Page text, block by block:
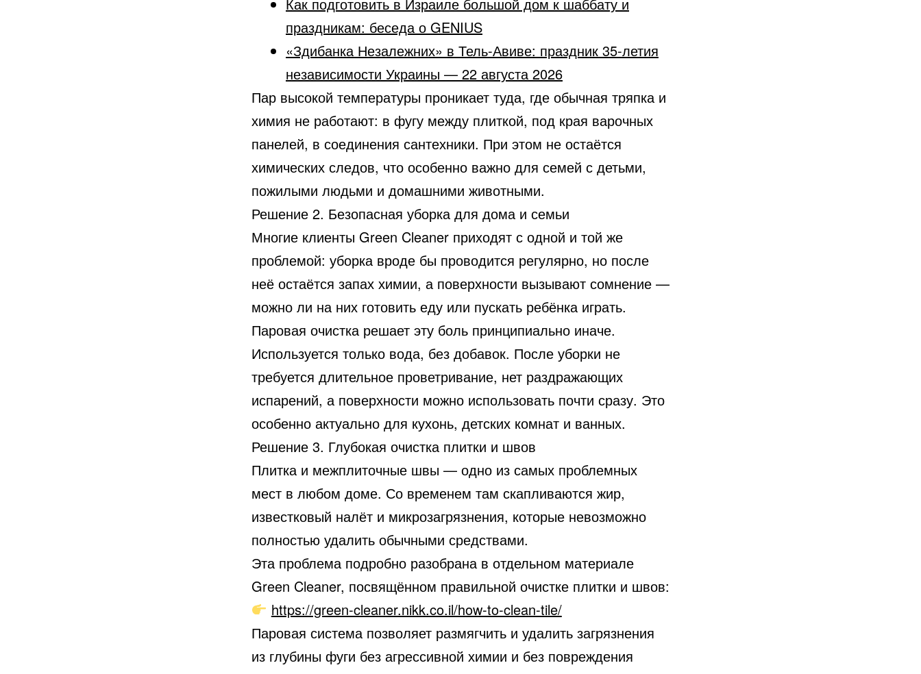
праздникам: беседа о GENIUS
«Здибанка Незалежних» в Тель-Авиве: праздник 35-летия
независимости Украины — 22 августа 2026
Пар высокой температуры проникает туда, где обычная тряпка и
химия не работают: в фугу между плиткой, под края варочных
панелей, в соединения сантехники. При этом не остаётся
химических следов, что особенно важно для семей с детьми,
пожилыми людьми и домашними животными.
Решение 2. Безопасная уборка для дома и семьи
Многие клиенты Green Cleaner приходят с одной и той же
проблемой: уборка вроде бы проводится регулярно, но после
неё остаётся запах химии, а поверхности вызывают сомнение —
можно ли на них готовить еду или пускать ребёнка играть.
Паровая очистка решает эту боль принципиально иначе.
Используется только вода, без добавок. После уборки не
требуется длительное проветривание, нет раздражающих
испарений, а поверхности можно использовать почти сразу. Это
особенно актуально для кухонь, детских комнат и ванных.
Решение 3. Глубокая очистка плитки и швов
Плитка и межплиточные швы — одно из самых проблемных
мест в любом доме. Со временем там скапливаются жир,
известковый налёт и микрозагрязнения, которые невозможно
полностью удалить обычными средствами.
Эта проблема подробно разобрана в отдельном материале
Green Cleaner, посвящённом правильной очистке плитки и швов:
https://green-cleaner.nikk.co.il/how-to-clean-tile/
Паровая система позволяет размягчить и удалить загрязнения
из глубины фуги без агрессивной химии и без повреждения